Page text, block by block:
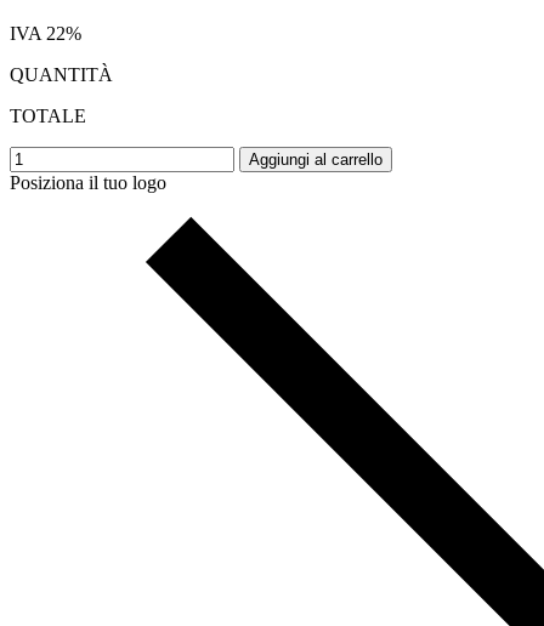
IVA 22%
QUANTITÀ
TOTALE
Aggiungi al carrello
Posiziona il tuo logo